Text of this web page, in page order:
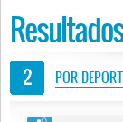
Resultados
POR